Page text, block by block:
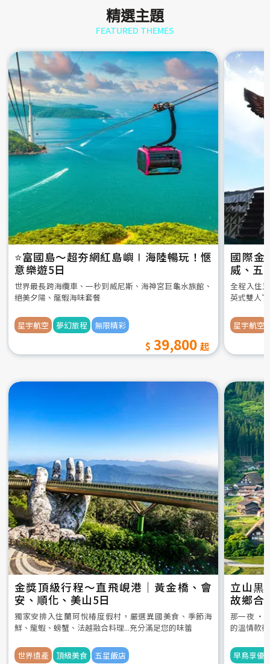
精選主題
FEATURED THEMES
⭐️富國島～超夯網紅島嶼∣海陸暢玩！愜
意樂遊5日
世界最長跨海纜車、一秒到威尼斯、海神宮巨龜水族館、
絕美夕陽、龍蝦海味套餐
星宇航空 夢幻旅程 無限精彩
39,800
國際金
威、五
全程入住
英式雙人
星宇航空
金獎頂級行程～直飛峴港｜黃金橋、會
安、順化、美山5日
獨家安排入住蘭珂悅椿度假村，嚴選異國美食、季節海
鮮、龍蝦、螃蟹、法越融合料理...充分滿足您的味蕾
世界遺產 頂級美食 五星飯店
立山黒
故鄉合
5日
那一夜 ‧
的溫情款
早鳥享優